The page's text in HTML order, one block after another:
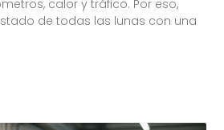
calor y tráfico. Por eso,
de todas las lunas con una